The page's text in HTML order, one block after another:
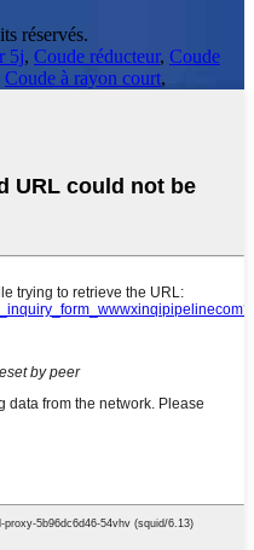
réservés.
5j, Coude réducteur, Coude
Coude à rayon court,